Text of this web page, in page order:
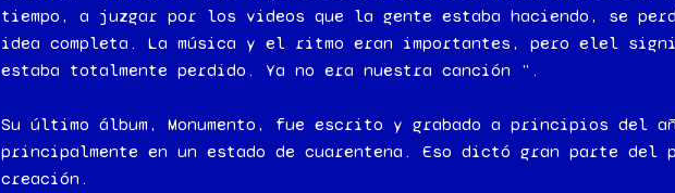
tiempo, a juzgar por los videos que la gente estaba haciendo, se
idea completa. La música y el ritmo eran importantes, pero elel
estaba totalmente perdido. Ya no era nuestra canción ".
Su último álbum, Monumento, fue escrito y grabado a principios del
principalmente en un estado de cuarentena. Eso dictó gran parte del
creación.